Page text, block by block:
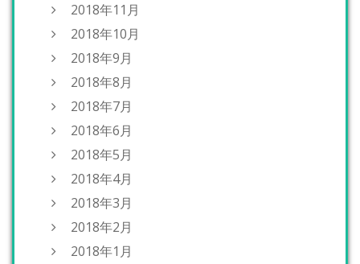
2018年11月
2018年10月
2018年9月
2018年8月
2018年7月
2018年6月
2018年5月
2018年4月
2018年3月
2018年2月
2018年1月